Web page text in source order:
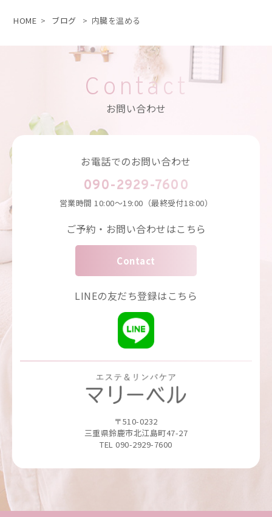
HOME > ブログ > 内臓を温める
Contact
お問い合わせ
お電話でのお問い合わせ
090-2929-7600
営業時間10:00～19:00（最終受付18:00）
ご予約・お問い合わせはこちら
Contact
LINEの友だち登録はこちら
〒510-0232
三重県鈴鹿市北江島町47-27
TEL 090-2929-7600